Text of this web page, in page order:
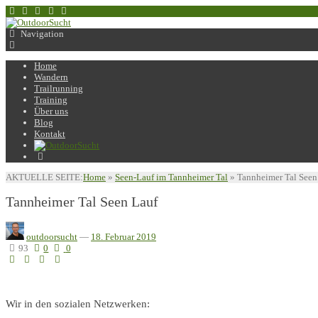
Navigation
Home
Wandern
Trailrunning
Training
Über uns
Blog
Kontakt
AKTUELLE SEITE:Home » Seen-Lauf im Tannheimer Tal » Tannheimer Tal
Tannheimer Tal Seen Lauf
outdoorsucht — 18. Februar 2019
93
0 0
Wir in den sozialen Netzwerken: